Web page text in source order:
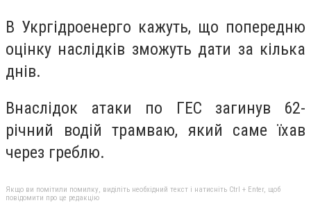
В Укргідроенерго кажуть, що попередню
оцінку наслідків зможуть дати за кілька
днів.
Внаслідок атаки по ГЕС загинув 62-
річний водій трамваю, який саме їхав
через греблю.
Якщо ви помітили помилку, виділіть необхідний текст і натисніть Ctrl + Enter, щоб
повідомити про це редакцію